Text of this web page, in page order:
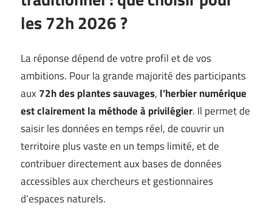
les 72h 2026 ?
La réponse dépend de votre profil et de vos
ambitions. Pour la grande majorité des participants
aux 72h des plantes sauvages, l’herbier numérique
est clairement la méthode à privilégier. Il permet de
saisir les données en temps réel, de couvrir un
territoire plus vaste en un temps limité, et de
contribuer directement aux bases de données
accessibles aux chercheurs et gestionnaires
d’espaces naturels.